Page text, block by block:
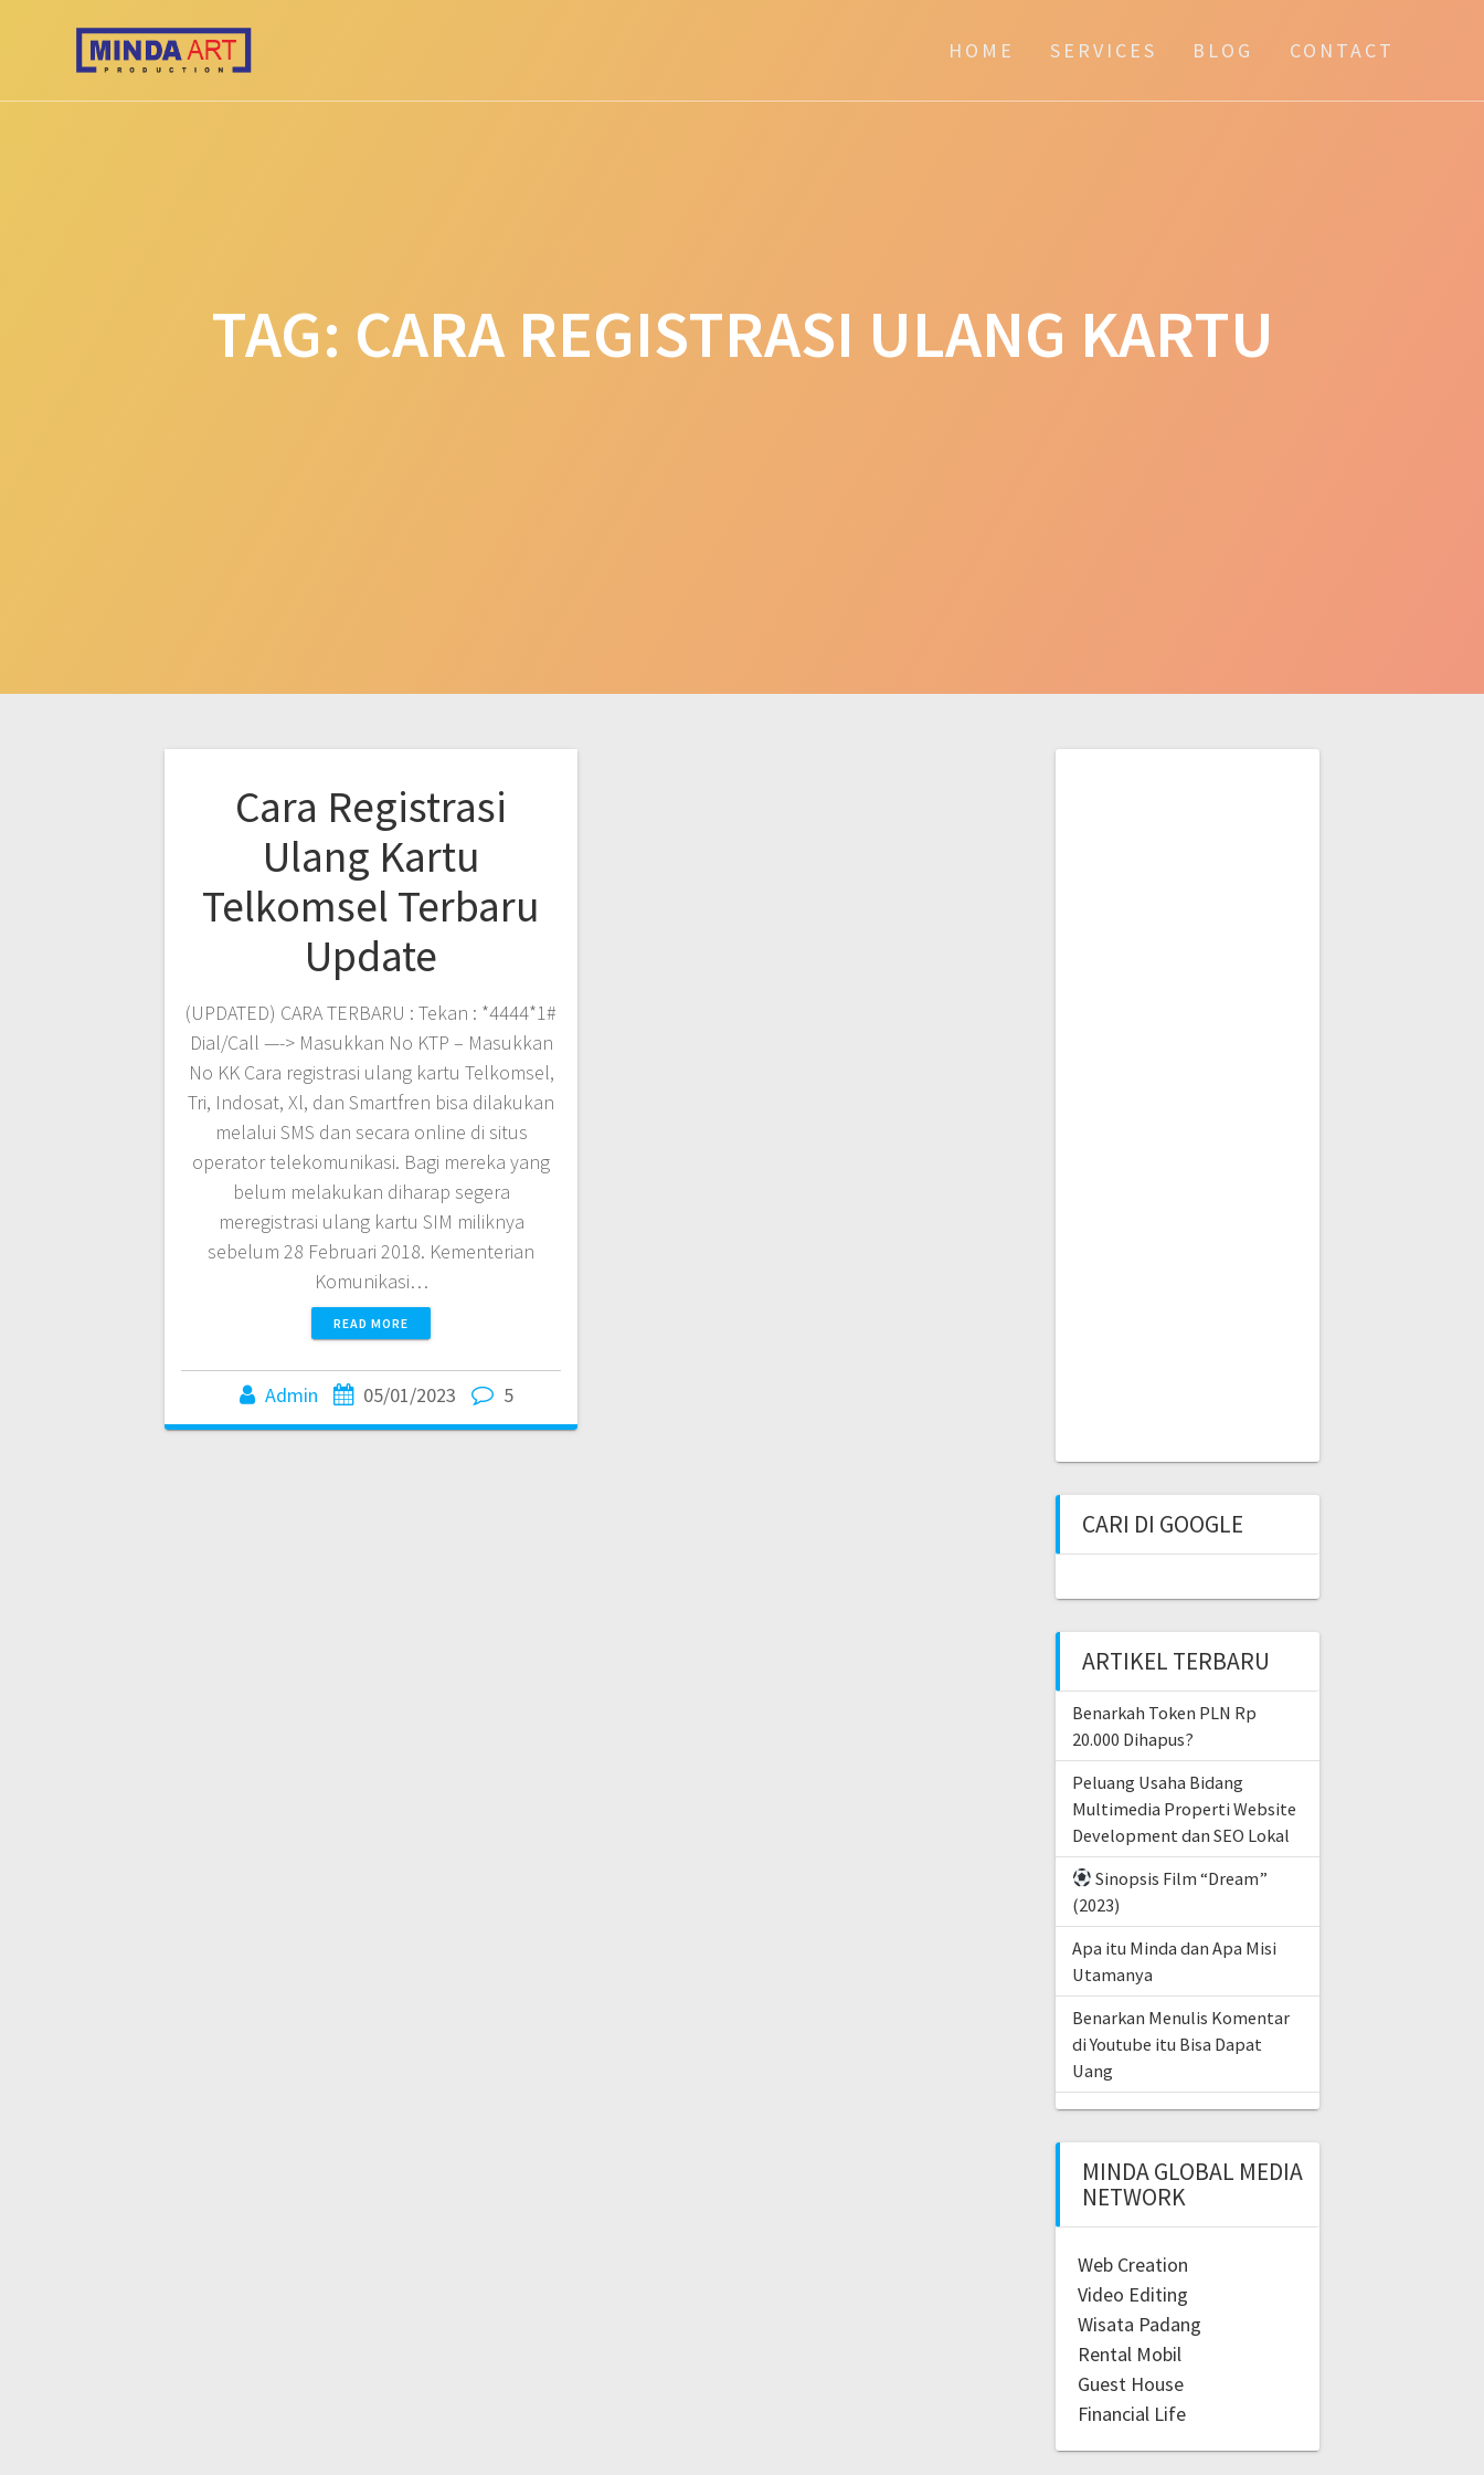
HOME SERVICES BLOG CONTACT
TAG: CARA REGISTRASI ULANG KARTU
Cara Registrasi
Ulang Kartu
Telkomsel Terbaru
Update
(UPDATED) CARA TERBARU : Tekan : *4444*1#
Dial/Call —-> Masukkan No KTP – Masukkan
No KK Cara registrasi ulang kartu Telkomsel,
Tri, Indosat, Xl, dan Smartfren bisa dilakukan
melalui SMS dan secara online di situs
operator telekomunikasi. Bagi mereka yang
belum melakukan diharap segera
meregistrasi ulang kartu SIM miliknya
sebelum 28 Februari 2018. Kementerian
Komunikasi…
READ MORE
Admin 05/01/2023 5
CARI DI GOOGLE
ARTIKEL TERBARU
Benarkah Token PLN Rp
20.000 Dihapus?
Peluang Usaha Bidang
Multimedia Properti Website
Development dan SEO Lokal
Sinopsis Film “Dream”
(2023)
Apa itu Minda dan Apa Misi
Utamanya
Benarkan Menulis Komentar
di Youtube itu Bisa Dapat
Uang
MINDA GLOBAL MEDIA
NETWORK
Web Creation
Video Editing
Wisata Padang
Rental Mobil
Guest House
Financial Life